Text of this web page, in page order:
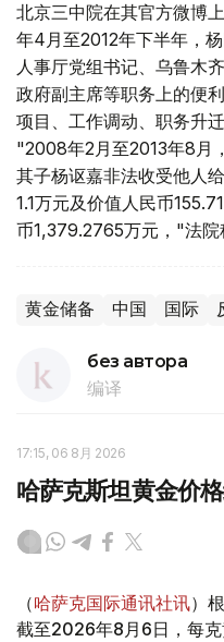
北京三中院在其官方微博
年4月至2012年下半年，
人事厅党组书记、乌鲁木
政府副主席等职务上的便
项目、工作调动、职务升
"2008年2月至2013年8月
其子杨讴嘉非法收受他人
1.1万元及价值人民币
币1,379.2765万元，"法院
黄金储备 中国 国际
без автора
编译
17:15, 06 8月 2026
哈萨克斯坦黄金价
（哈萨克国际通讯社讯）
截至2026年8月6日，每克